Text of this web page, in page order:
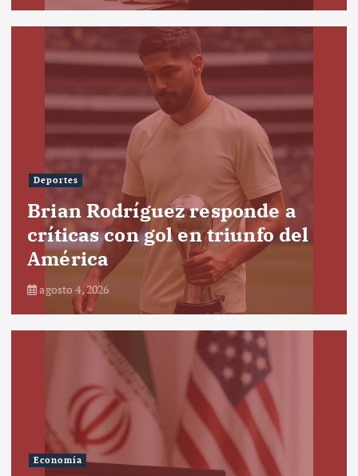
Deportes
Brian Rodríguez responde a
críticas con gol en triunfo del
América
agosto 4, 2026
Economía